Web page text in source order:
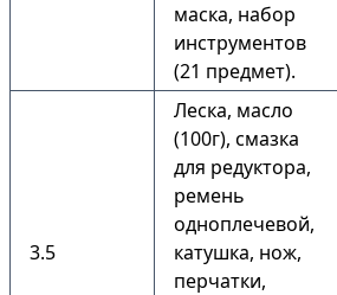
маска, набор
инструментов
(21 предмет).
3.5
Леска, масло
(100г), смазка
для редуктора,
ремень
одноплечевой,
катушка, нож,
перчатки,